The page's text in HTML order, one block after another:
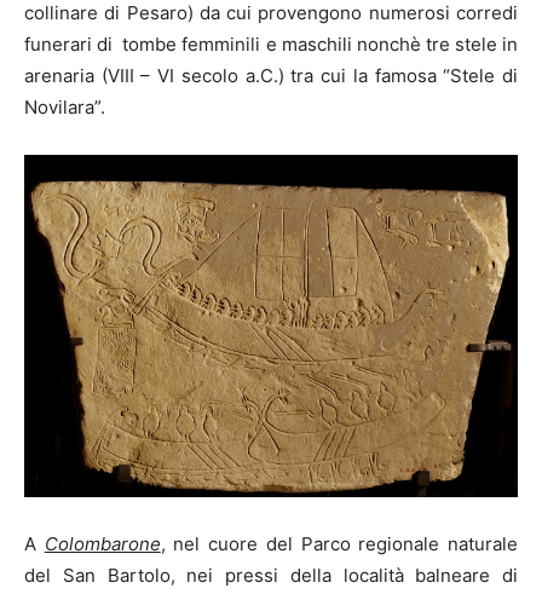
collinare di Pesaro) da cui provengono numerosi corredi
funerari di tombe femminili e maschili nonchè tre stele in
arenaria (VIII – VI secolo a.C.) tra cui la famosa “Stele di
Novilara”.
A Colombarone, nel cuore del Parco regionale naturale
del San Bartolo, nei pressi della località balneare di